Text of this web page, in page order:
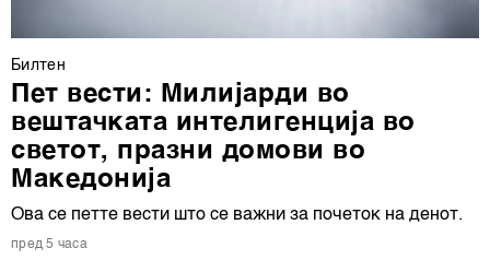
Билтен
Пет вести: Милијарди во
вештачката интелигенција во
светот, празни домови во
Македонија
Ова се петте вести што се важни за почеток на денот.
пред 5 часа